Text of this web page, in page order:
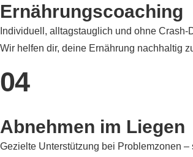
Ernährungscoaching
Individuell, alltagstauglich und ohne Crash-
Wir helfen dir, deine Ernährung nachhaltig
04
Abnehmen im Liegen
Gezielte Unterstützung bei Problemzonen